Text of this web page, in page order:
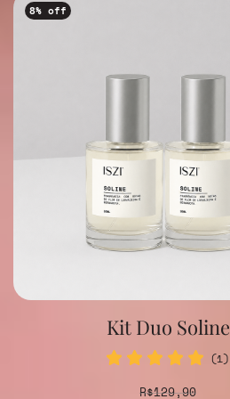
8% off
Kit Duo Soline
(1)
R$129,90